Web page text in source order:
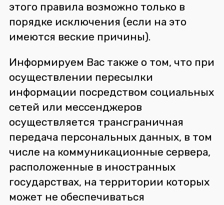
этого правила возможно только в
порядке исключения (если на это
имеются веские причины).
Информируем Вас также о том, что при
осуществлении пересылки
информации посредством социальных
сетей или мессенджеров
осуществляется трансграничная
передача персональных данных, в том
числе на коммуникационные сервера,
расположенные в иностранных
государствах, на территории которых
может не обеспечиваться